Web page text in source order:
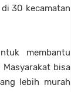
30 kecamatan
membantu
bisa
lebih murah